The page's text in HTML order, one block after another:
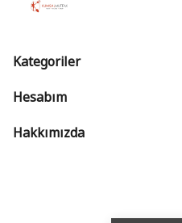
Kategoriler
Hesabım
Hakkımızda